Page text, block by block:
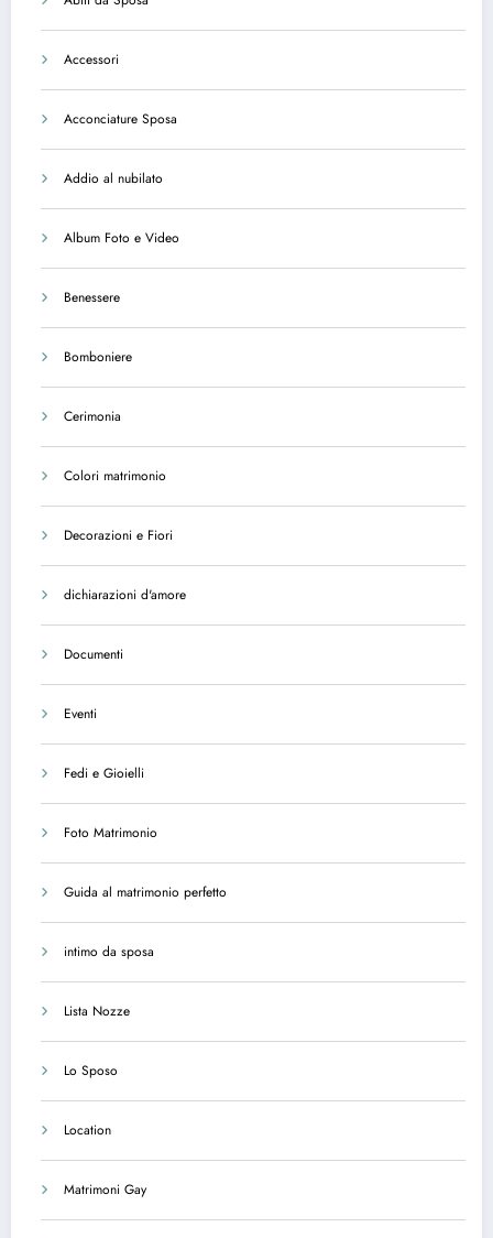
Accessori
Acconciature Sposa
Addio al nubilato
Album Foto e Video
Benessere
Bomboniere
Cerimonia
Colori matrimonio
Decorazioni e Fiori
dichiarazioni d'amore
Documenti
Eventi
Fedi e Gioielli
Foto Matrimonio
Guida al matrimonio perfetto
intimo da sposa
Lista Nozze
Lo Sposo
Location
Matrimoni Gay